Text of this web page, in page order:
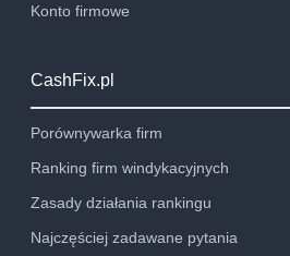
Konto firmowe
CashFix.pl
Porównywarka firm
Ranking firm windykacyjnych
Zasady działania rankingu
Najczęściej zadawane pytania